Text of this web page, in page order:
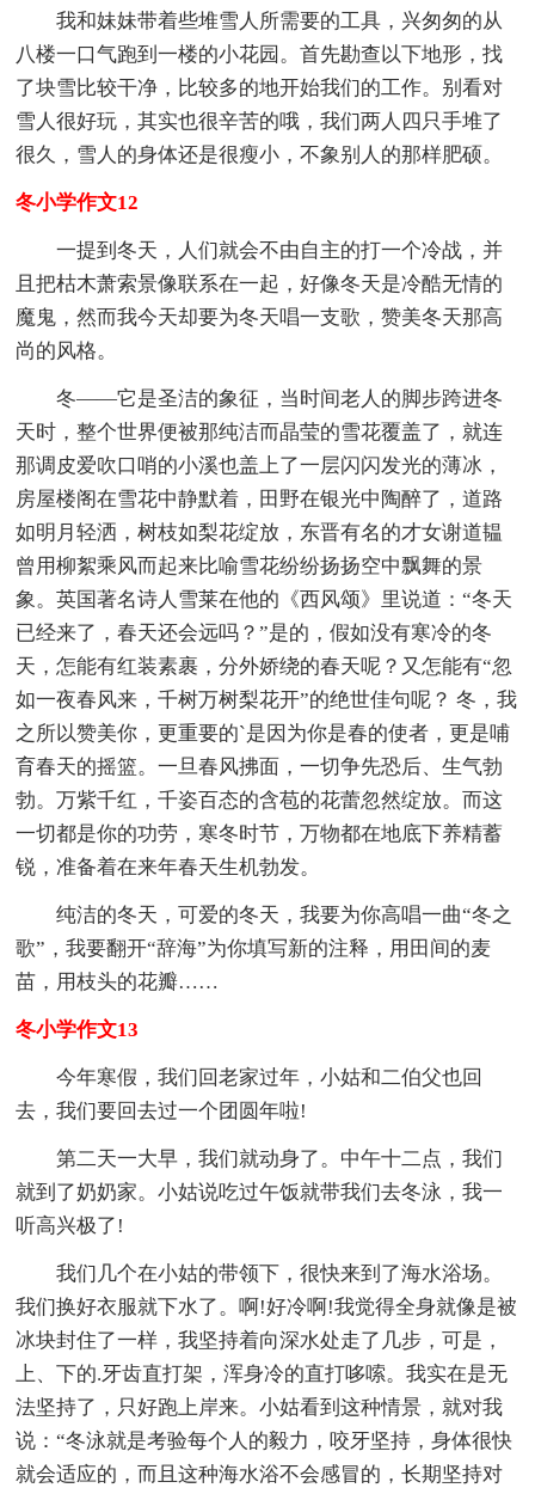
我和妹妹带着些堆雪人所需要的工具，兴匆匆的从
八楼一口气跑到一楼的小花园。首先勘查以下地形，找
了块雪比较干净，比较多的地开始我们的工作。别看对
雪人很好玩，其实也很辛苦的哦，我们两人四只手堆了
很久，雪人的身体还是很瘦小，不象别人的那样肥硕。
冬小学作文12
一提到冬天，人们就会不由自主的打一个冷战，并
且把枯木萧索景像联系在一起，好像冬天是冷酷无情的
魔鬼，然而我今天却要为冬天唱一支歌，赞美冬天那高
尚的风格。
冬——它是圣洁的象征，当时间老人的脚步跨进冬
天时，整个世界便被那纯洁而晶莹的雪花覆盖了，就连
那调皮爱吹口哨的小溪也盖上了一层闪闪发光的薄冰，
房屋楼阁在雪花中静默着，田野在银光中陶醉了，道路
如明月轻洒，树枝如梨花绽放，东晋有名的才女谢道韫
曾用柳絮乘风而起来比喻雪花纷纷扬扬空中飘舞的景
象。英国著名诗人雪莱在他的《西风颂》里说道：“冬天
已经来了，春天还会远吗？”是的，假如没有寒冷的冬
天，怎能有红装素裹，分外娇绕的春天呢？又怎能有“忽
如一夜春风来，千树万树梨花开”的绝世佳句呢？ 冬，我
之所以赞美你，更重要的`是因为你是春的使者，更是哺
育春天的摇篮。一旦春风拂面，一切争先恐后、生气勃
勃。万紫千红，千姿百态的含苞的花蕾忽然绽放。而这
一切都是你的功劳，寒冬时节，万物都在地底下养精蓄
锐，准备着在来年春天生机勃发。
纯洁的冬天，可爱的冬天，我要为你高唱一曲“冬之
歌”，我要翻开“辞海”为你填写新的注释，用田间的麦
苗，用枝头的花瓣……
冬小学作文13
今年寒假，我们回老家过年，小姑和二伯父也回
去，我们要回去过一个团圆年啦!
第二天一大早，我们就动身了。中午十二点，我们
就到了奶奶家。小姑说吃过午饭就带我们去冬泳，我一
听高兴极了!
我们几个在小姑的带领下，很快来到了海水浴场。
我们换好衣服就下水了。啊!好冷啊!我觉得全身就像是被
冰块封住了一样，我坚持着向深水处走了几步，可是，
上、下的.牙齿直打架，浑身冷的直打哆嗦。我实在是无
法坚持了，只好跑上岸来。小姑看到这种情景，就对我
说：“冬泳就是考验每个人的毅力，咬牙坚持，身体很快
就会适应的，而且这种海水浴不会感冒的，长期坚持对